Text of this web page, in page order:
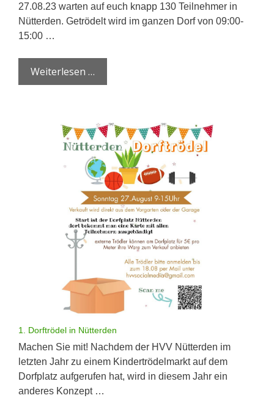
27.08.23 warten auf euch knapp 130 Teilnehmer in
Nütterden. Getrödelt wird im ganzen Dorf von 09:00-
15:00 …
Weiterlesen …
1. Dorftrödel in Nütterden
Machen Sie mit! Nachdem der HVV Nütterden im
letzten Jahr zu einem Kindertrödelmarkt auf dem
Dorfplatz aufgerufen hat, wird in diesem Jahr ein
anderes Konzept …